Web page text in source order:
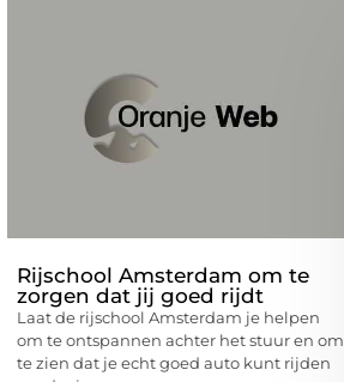
Rijschool Amsterdam om te
zorgen dat jij goed rijdt
Laat de rijschool Amsterdam je helpen
om te ontspannen achter het stuur en om
te zien dat je echt goed auto kunt rijden